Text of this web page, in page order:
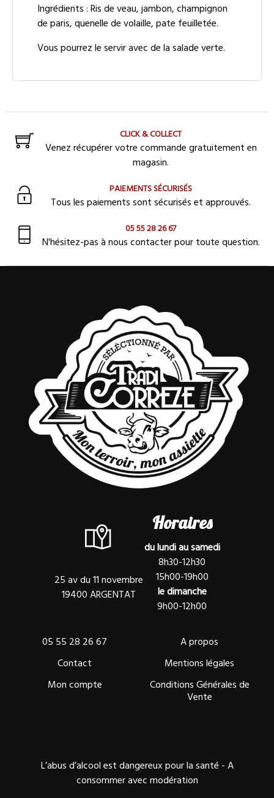
Ingrédients : Ris de veau, jambon, champignon
de paris, quenelle de volaille, pate feuilletée.
Vous pourrez le servir avec de la salade verte.
CLICK & COLLECT
Venez récupérer votre commande gratuitement en
magasin.
PAIEMENTS SÉCURISÉS
Tous les paiements sont sécurisés et approuvés.
05 55 28 26 67
N'hésitez-pas à nous contacter pour toute question.
25 av du 11 novembre
19400 ARGENTAT
Horaires
du lundi au samedi
8h30-12h30
15h00-19h00
le dimanche
9h00-12h00
05 55 28 26 67
Contact
Mon compte
A propos
Mentions légales
Conditions Générales de
Vente
L’abus d’alcool est dangereux pour la santé - A
consommer avec modération